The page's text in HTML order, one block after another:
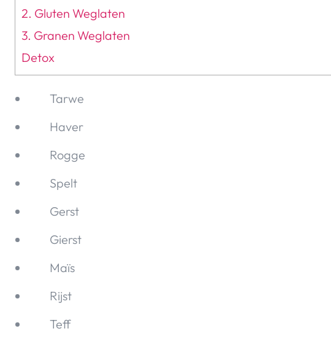
2. Gluten Weglaten
3. Granen Weglaten
Detox
Tarwe
Haver
Rogge
Spelt
Gerst
Gierst
Maïs
Rijst
Teff